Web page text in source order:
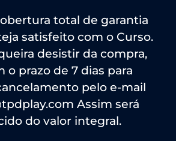
total de garantia
satisfeito com o Curso.
desistir da compra,
o prazo de 7 dias para
pelo e-mail
Assim será
do valor integral.